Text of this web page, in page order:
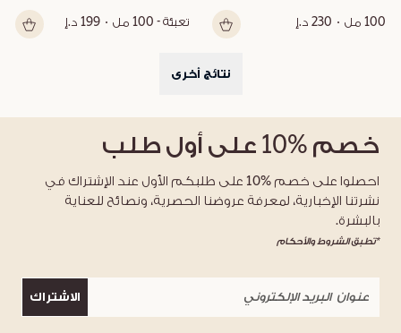
100 مل 230 د.إ تعبئة - 100 مل 199 د.إ
نتائج أخرى
خصم %10 على أول طلب
احصلوا على خصم %10 على طلبكم الأول عند الإشتراك في
نشرتنا الإخبارية، لمعرفة عروضنا الحصرية، ونصائح للعناية
بالبشرة.
*تطبق الشروط والأحكام
الاشتراك